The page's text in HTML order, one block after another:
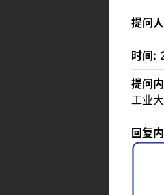
提问
时间:
提问
工业
回复